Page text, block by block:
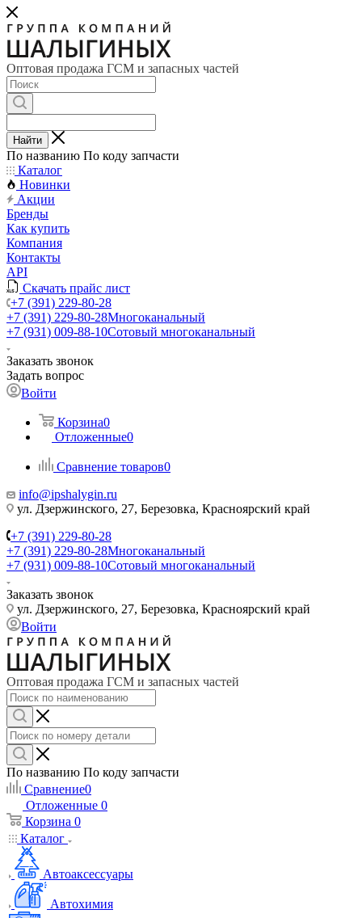
Оптовая продажа ГСМ и запасных частей
Найти
По названию По коду запчасти
Каталог
Новинки
Акции
Бренды
Как купить
Компания
Контакты
API
Скачать прайс лист
+7 (391) 229-80-28
+7 (391) 229-80-28Многоканальный
+7 (931) 009-88-10Сотовый многоканальный
Заказать звонок
Задать вопрос
Войти
Корзина0
Отложенные0
Сравнение товаров0
info@ipshalygin.ru
ул. Дзержинского, 27, Березовка, Красноярский край
+7 (391) 229-80-28
+7 (391) 229-80-28Многоканальный
+7 (931) 009-88-10Сотовый многоканальный
Заказать звонок
ул. Дзержинского, 27, Березовка, Красноярский край
Войти
Оптовая продажа ГСМ и запасных частей
По названию По коду запчасти
Сравнение0
Отложенные 0
Корзина 0
Каталог
Автоаксессуары
Автохимия